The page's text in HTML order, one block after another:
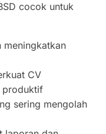
cocok untuk
meningkatkan
CV
produktif
sering mengolah